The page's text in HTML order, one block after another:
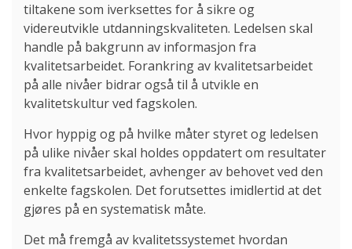
tiltakene som iverksettes for å sikre og
videreutvikle utdanningskvaliteten. Ledelsen skal
handle på bakgrunn av informasjon fra
kvalitetsarbeidet. Forankring av kvalitetsarbeidet
på alle nivåer bidrar også til å utvikle en
kvalitetskultur ved fagskolen.
Hvor hyppig og på hvilke måter styret og ledelsen
på ulike nivåer skal holdes oppdatert om resultater
fra kvalitetsarbeidet, avhenger av behovet ved den
enkelte fagskolen. Det forutsettes imidlertid at det
gjøres på en systematisk måte.
Det må fremgå av kvalitetssystemet hvordan